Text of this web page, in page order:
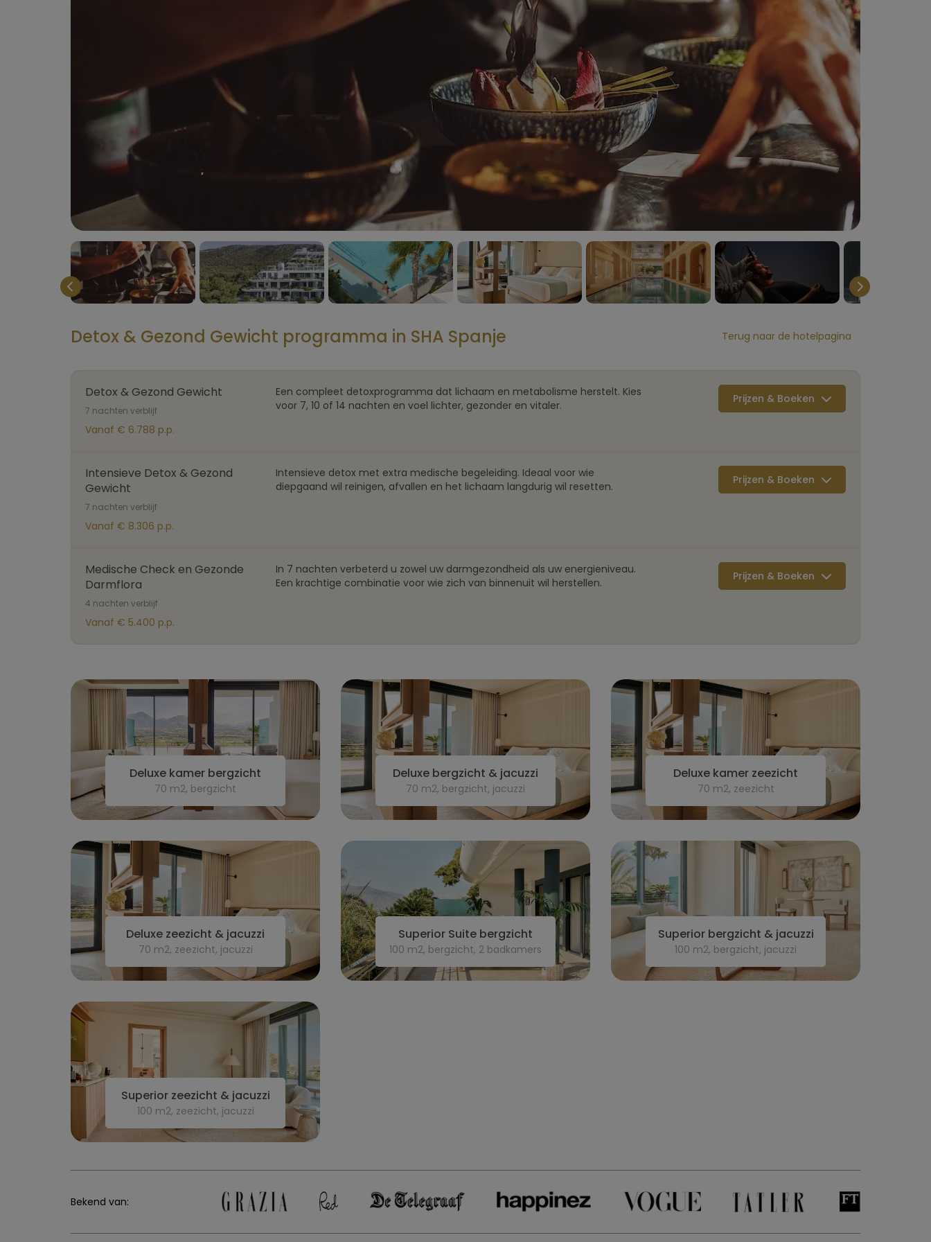
Detox & Gezond Gewicht programma in SHA Spanje Terug naar de hotelpagina
Detox & Gezond Gewicht
7 nachten verblijf
Vanaf € 6.788 p.p.
Een compleet detoxprogramma dat lichaam en metabolisme herstelt. Kies
voor 7, 10 of 14 nachten en voel lichter, gezonder en vitaler.
Prijzen & Boeken
Intensieve Detox & Gezond
Gewicht
7 nachten verblijf
Vanaf € 8.306 p.p.
Intensieve detox met extra medische begeleiding. Ideaal voor wie
diepgaand wil reinigen, afvallen en het lichaam langdurig wil resetten.
Prijzen & Boeken
Medische Check en Gezonde
Darmflora
4 nachten verblijf
Vanaf € 5.400 p.p.
In 7 nachten verbeterd u zowel uw darmgezondheid als uw energieniveau.
Een krachtige combinatie voor wie zich van binnenuit wil herstellen.
Prijzen & Boeken
Deluxe kamer bergzicht
70 m2, bergzicht
Deluxe bergzicht & jacuzzi
70 m2, bergzicht, jacuzzi
Deluxe kamer zeezicht
70 m2, zeezicht
Deluxe zeezicht & jacuzzi
70 m2, zeezicht, jacuzzi
Superior Suite bergzicht
100 m2, bergzicht, 2 badkamers
Superior bergzicht & jacuzzi
100 m2, bergzicht, jacuzzi
Superior zeezicht & jacuzzi
100 m2, zeezicht, jacuzzi
Bekend van: